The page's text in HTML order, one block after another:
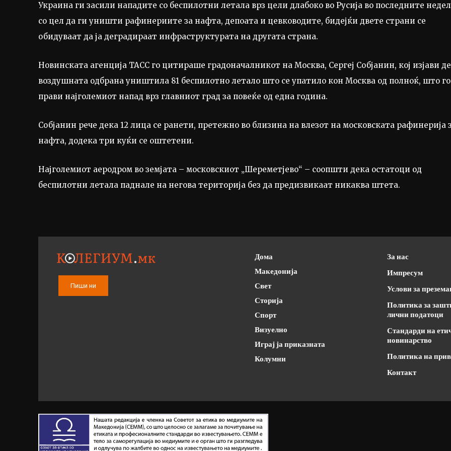
Украина ги засили нападите со беспилотни летала врз цели длабоко во Русија во последните
со цел да ги уништи рафинериите за нафта, депоата и цевководите, бидејќи двете страни се
обидуваат да ја деградираат инфраструктурата на другата страна.
Новинската агенција ТАСС го цитираше градоначалникот на Москва, Сергеј Собјанин, кој изјави
воздушната одбрана уништила 81 беспилотно летало што се упатило кон Москва од полноќ, што го
прави најголемиот напад врз главниот град за повеќе од една година.
Собјанин рече дека 12 лица се ранети, претежно во близина на влезот на московската рафинерија
нафта, додека три куќи се оштетени.
Најголемиот аеродром во земјата – московскиот „Шереметјево“ – соопшти дека остатоци од
беспилотни летала паднале на негова територија без да предизвикаат никаква штета.
Пиши ни
Дома
Македонија
Свет
Сторија
Спорт
Визуелно
Играј ја приказната
Колумни
За нас
Импресум
Услови за
Политика за
лични податоци
Стандарди на
новинарство
Политика на
Контакт